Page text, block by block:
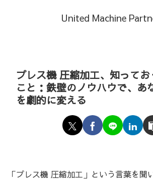
United Machine
プレス機 圧縮加工、知って
こと：鉄壁のノウハウで、あ
を劇的に変える
「プレス機 圧縮加工」という言葉を聞